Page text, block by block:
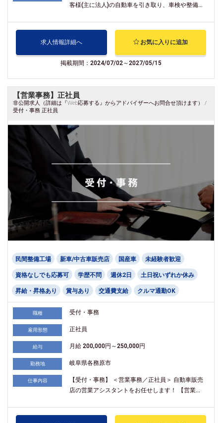
客様(主に法人)の自動車を引き取り、車検や整備...
求人情報詳細へ お気に入りに追加
掲載期間：2024/07/02～2027/05/15
【営業事務】正社員
非公開求人（詳細は『Web応募する』からアドバイザーへお問合せ頂けます） /
受付・事務 正社員
民間整備工場 新車/中古車販売店 国産車 未経験者歓迎
資格なしでも応募可 学歴不問 週休2日 土日祝いずれか休み
昇給・昇格あり 賞与あり 交通費支給 クルマ通勤OK
職種 受付・事務
雇用形態 正社員
給与 月給 200,000円～250,000円
勤務地 岐阜県各務原市
仕事内容
【受付・事務】 ＜営業事務／正社員＞ 自動車販売
店の営業アシスタントをお任せします！ 【営業...